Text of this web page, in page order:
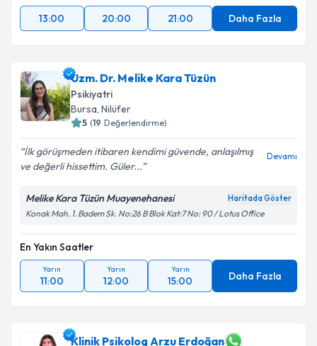
13:00
20:00 21:00 Daha Fazla
Uzm. Dr. Melike Kara Tüzün
Psikiyatri
Bursa, Nilüfer
5 (19 Değerlendirme)
İlk görüşmeden itibaren kendimi güvende, anlaşılmış
ve değerli hissettim. Güler...
Devamı
Melike Kara Tüzün Muayenehanesi Haritada Göster
Konak Mah. 1. Badem Sk. No:26 B Blok Kat:7 No: 90 / Lotus Office
En Yakın Saatler
Yarın
11:00
Yarın
12:00
Yarın
15:00 Daha Fazla
Klinik Psikolog Arzu Erdoğan